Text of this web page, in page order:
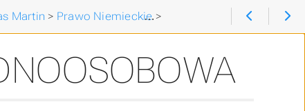
Martin > Prawo Niemieckie> niemiecka Firma